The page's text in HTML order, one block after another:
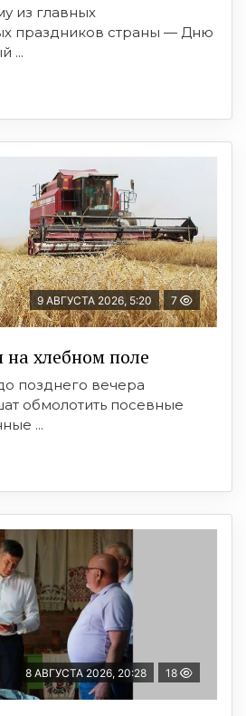
из главных
праздников страны — Дню
...
9 АВГУСТА 2026, 5:20 7
на хлебном поле
позднего вечера
обмолотить посевные
...
8 АВГУСТА 2026, 20:28 18